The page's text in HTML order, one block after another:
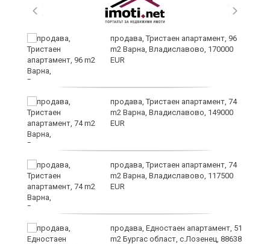
продава, Тристаен апартамент, 96
m2 Варна, Владиславово, 170000
EUR
продава, Тристаен апартамент, 74
m2 Варна, Владиславово, 149000
EUR
продава, Тристаен апартамент, 74
m2 Варна, Владиславово, 117500
EUR
продава, Едностаен апартамент, 51
m2 Бургас област, с.Лозенец, 88638